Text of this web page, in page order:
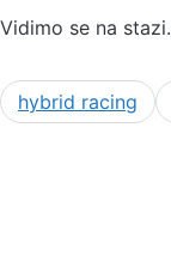
Vidimo se na stazi.
hybrid racing